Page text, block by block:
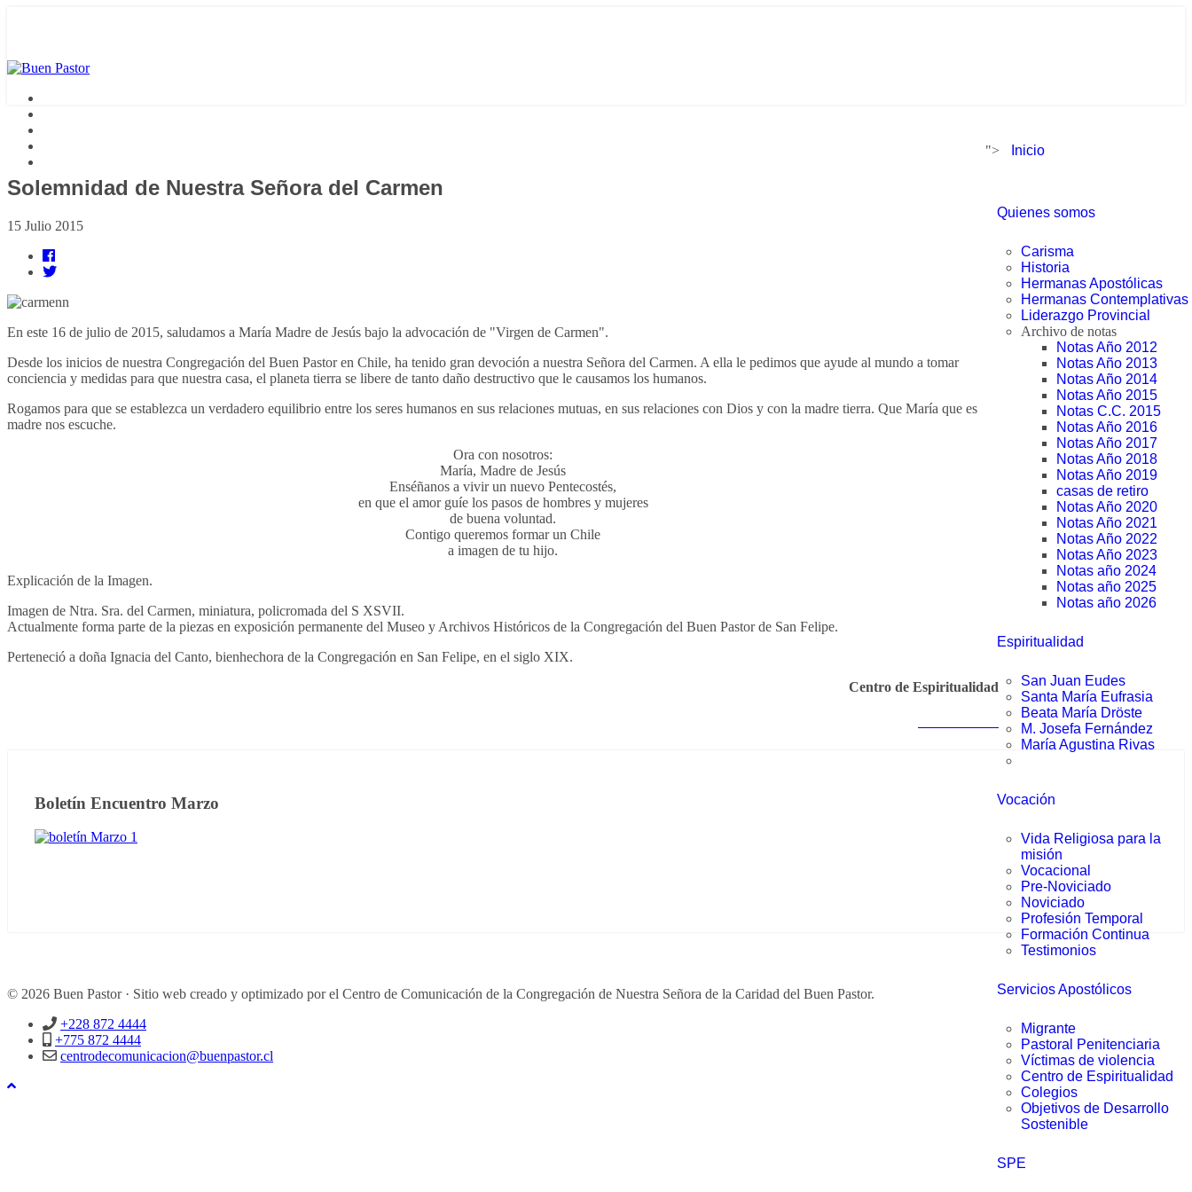
"> Inicio
Quienes somos
Carisma
Historia
Hermanas Apostólicas
Hermanas Contemplativas
Liderazgo Provincial
Archivo de notas
Notas Año 2012
Notas Año 2013
Notas Año 2014
Notas Año 2015
Notas C.C. 2015
Notas Año 2016
Notas Año 2017
Notas Año 2018
Notas Año 2019
casas de retiro
Notas Año 2020
Notas Año 2021
Notas Año 2022
Notas Año 2023
Notas año 2024
Notas año 2025
Notas año 2026
Espiritualidad
San Juan Eudes
Santa María Eufrasia
Beata María Dröste
M. Josefa Fernández
María Agustina Rivas
Vocación
Vida Religiosa para la
misión
Vocacional
Pre-Noviciado
Noviciado
Profesión Temporal
Formación Continua
Testimonios
Servicios Apostólicos
Migrante
Pastoral Penitenciaria
Víctimas de violencia
Centro de Espiritualidad
Colegios
Objetivos de Desarrollo
Sostenible
SPE
Solemnidad de Nuestra Señora del Carmen
15 Julio 2015
En este 16 de julio de 2015, saludamos a María Madre de Jesús bajo la advocación de "Virgen de Carmen".
Desde los inicios de nuestra Congregación del Buen Pastor en Chile, ha tenido gran devoción a nuestra Señora del Carmen. A ella le pedimos que ayude al mundo a tomar
conciencia y medidas para que nuestra casa, el planeta tierra se libere de tanto daño destructivo que le causamos los humanos.
Rogamos para que se establezca un verdadero equilibrio entre los seres humanos en sus relaciones mutuas, en sus relaciones con Dios y con la madre tierra. Que María que es
madre nos escuche.
Ora con nosotros:
María, Madre de Jesús
Enséñanos a vivir un nuevo Pentecostés,
en que el amor guíe los pasos de hombres y mujeres
de buena voluntad.
Contigo queremos formar un Chile
a imagen de tu hijo.
Explicación de la Imagen.
Imagen de Ntra. Sra. del Carmen, miniatura, policromada del S XSVII.
Actualmente forma parte de la piezas en exposición permanente del Museo y Archivos Históricos de la Congregación del Buen Pastor de San Felipe.
Perteneció a doña Ignacia del Canto, bienhechora de la Congregación en San Felipe, en el siglo XIX.
Centro de Espiritualidad
Boletín Encuentro Marzo
© 2026 Buen Pastor · Sitio web creado y optimizado por el Centro de Comunicación de la Congregación de Nuestra Señora de la Caridad del Buen Pastor.
+228 872 4444
+775 872 4444
centrodecomunicacion@buenpastor.cl